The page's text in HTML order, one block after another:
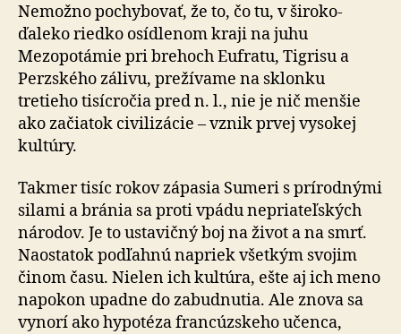
Nemožno pochybovať, že to, čo tu, v široko-
ďaleko riedko osídlenom kraji na juhu
Mezopotámie pri brehoch Eufratu, Tigrisu a
Perzského zálivu, prežívame na sklonku
tretieho tisícročia pred n. l., nie je nič menšie
ako začiatok civilizácie – vznik prvej vysokej
kultúry.
Takmer tisíc rokov zápasia Sumeri s prírodnými
silami a bránia sa proti vpádu nepriateľských
národov. Je to ustavičný boj na život a na smrť.
Naostatok podľahnú napriek všetkým svojim
činom času. Nielen ich kultúra, ešte aj ich meno
napokon upadne do zabudnutia. Ale znova sa
vynorí ako hypotéza francúzskeho učenca,